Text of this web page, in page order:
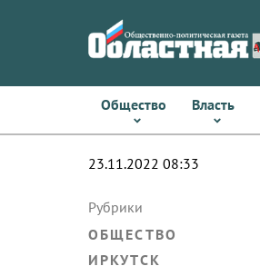
Общество Власть
23.11.2022 08:33
Рубрики
ОБЩЕСТВО
ИРКУТСК